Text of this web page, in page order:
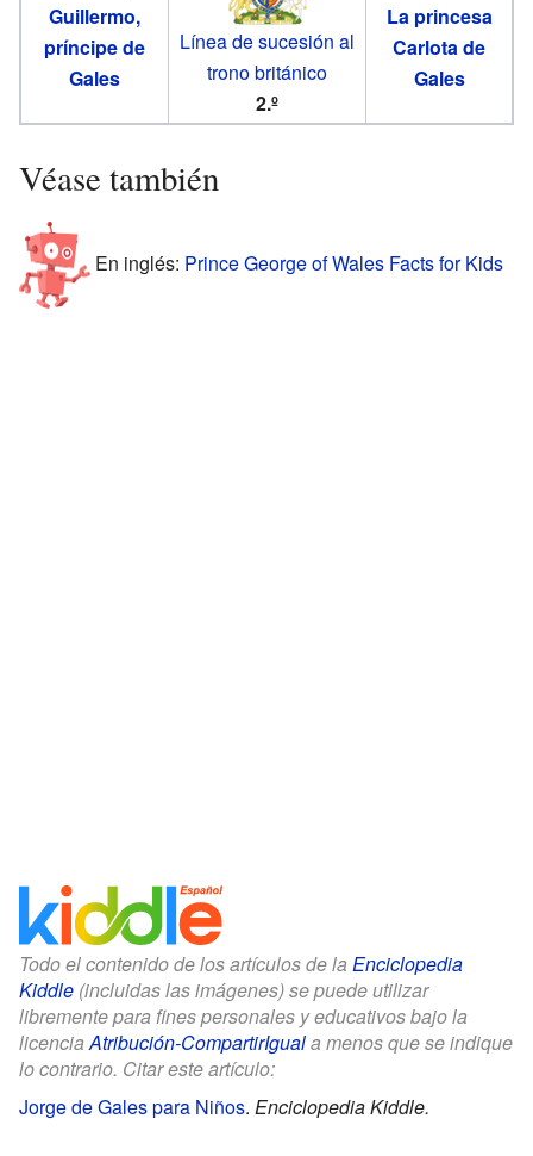
Guillermo,
príncipe de
Gales
Línea de sucesión al
trono británico
2.º
La princesa
Carlota de
Gales
Véase también
En inglés: Prince George of Wales Facts for Kids
Todo el contenido de los artículos de la Enciclopedia
Kiddle (incluidas las imágenes) se puede utilizar
libremente para fines personales y educativos bajo la
licenciaAtribución-CompartirIguala menos que se indique
lo contrario. Citar este artículo:
Jorge de Gales para Niños. Enciclopedia Kiddle.